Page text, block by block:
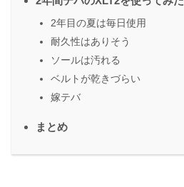
2年目の夏は毎日使用
耐久性はありそう
ソールは汚れる
ベルトが乾きづらい
嫁テバ
まとめ